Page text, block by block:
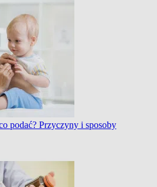
podać? Przyczyny i sposoby